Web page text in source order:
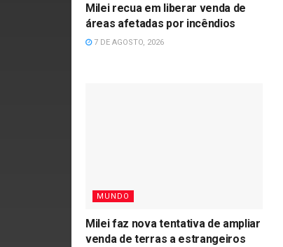
Milei recua em liberar venda de
áreas afetadas por incêndios
7 DE AGOSTO, 2026
MUNDO
Milei faz nova tentativa de ampliar
venda de terras a estrangeiros